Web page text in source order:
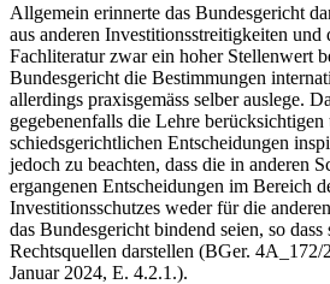
Allgemein erinnerte das Bundesgericht
aus anderen Investitionsstreitigkeiten
Fachliteratur zwar ein hoher Stellenwert
Bundesgericht die Bestimmungen
allerdings praxisgemäss selber auslege.
gegebenenfalls die Lehre
schiedsgerichtlichen Entscheidungen
jedoch zu beachten, dass die in anderen
ergangenen Entscheidungen im Bereich
Investitionsschutzes weder für die
das Bundesgericht bindend seien, so
Rechtsquellen darstellen (BGer.
Januar 2024, E. 4.2.1.).